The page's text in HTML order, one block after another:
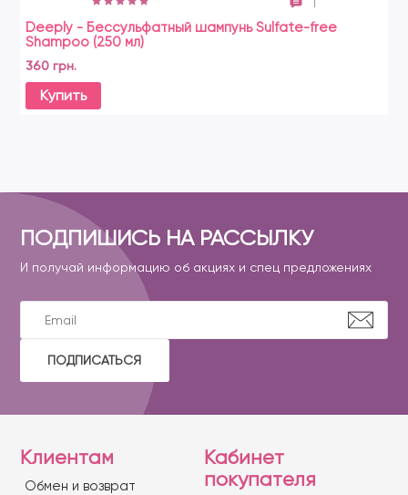
1
Deeply - Бессульфатный шампунь Sulfate-free
Shampoo (250 мл)
360 грн.
Купить
ПОДПИШИСЬ НА РАССЫЛКУ
И получай информацию об акциях и спец предложениях
ПОДПИСАТЬСЯ
Клиентам
Обмен и возврат
Кабинет
покупателя